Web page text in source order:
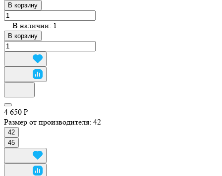
В корзину
В наличии: 1
В корзину
4 650 ₽
Размер от производителя: 42
42
45